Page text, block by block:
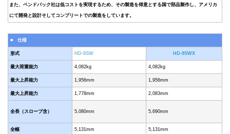
また、ベンドパック社は低コストを実現するため、その製造を得意とする国で部品製作し、アメリカ
にて開発と設計そしてコンプリートでの製造をしています。
■ 仕様
形式 HD-9SW HD-9SWX
最大荷重能力 4,082kg 4,082kg
最大上昇能力 1,956mm 1,956mm
最大上昇能力 1,778mm 2,083mm
全長（スロープ含） 5,080mm 5,690mm
全幅 5,131mm 5,131mm